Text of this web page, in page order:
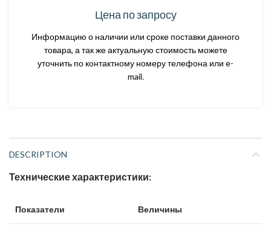
Цена по запросу
Информацию о наличии или сроке поставки данного
товара, а так же актуальную стоимость можете
уточнить по контактному номеру телефона или e-
mail.
DESCRIPTION
Технические характеристики:
Показатели Величины